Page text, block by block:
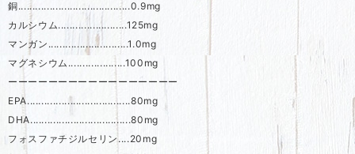
銅.......................................0.9mg
カルシウム........................125mg
マンガン............................1.0mg
マグネシウム....................100mg
ーーーーーーーーーーーーーーーーー
EPA....................................80mg
DHA...................................80mg
フォスファチジルセリン....20mg